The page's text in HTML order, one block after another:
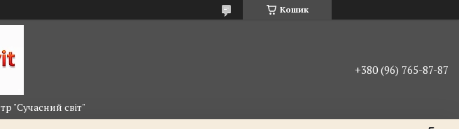
Кошик
"Сучасний світ"
+380 (96) 765-87-87